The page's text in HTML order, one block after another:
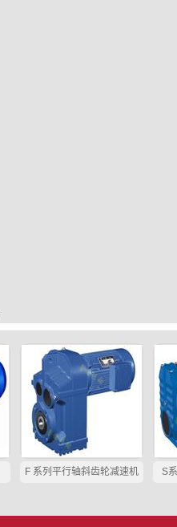
F 系列平行轴斜齿轮减速机 S